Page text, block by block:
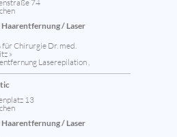
74
/ Laser
Chirurgie Dr. med.
»
Laserepilation ,
13
/ Laser